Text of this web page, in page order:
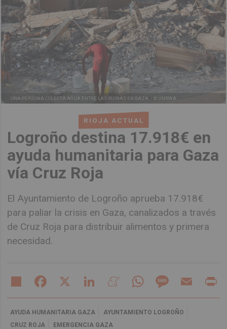
RIOJA ACTUAL
Logroño destina 17.918€ en
ayuda humanitaria para Gaza
vía Cruz Roja
El Ayuntamiento de Logroño aprueba 17.918€
para paliar la crisis en Gaza, canalizados a través
de Cruz Roja para distribuir alimentos y primera
necesidad.
UNA PERSONA COLECTA AGUA ENTRE LAS RUINAS EN GAZA. -© UNRWA
Share Facebook LinkedIn MeneameWhatsAppMessageEmail
AYUDA HUMANITARIA GAZA
AYUNTAMIENTO LOGROÑO
CRUZ ROJA
EMERGENCIA GAZA